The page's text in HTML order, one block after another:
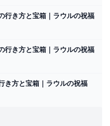
行き方と宝箱｜ラウルの祝福
行き方と宝箱｜ラウルの祝福
き方と宝箱｜ラウルの祝福